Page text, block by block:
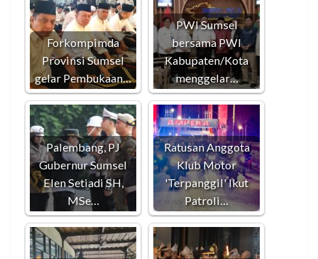
Forkompimda
Provinsi Sumsel
gelar Pembukaan…
PWI Sumsel
bersama PWI
Kabupaten/Kota
menggelar…
Palembang, PJ
Gubernur Sumsel
Elen Setiadi SH,
MSe…
Ratusan Anggota
Klub Motor
'Terpanggil' Ikut
Patroli…